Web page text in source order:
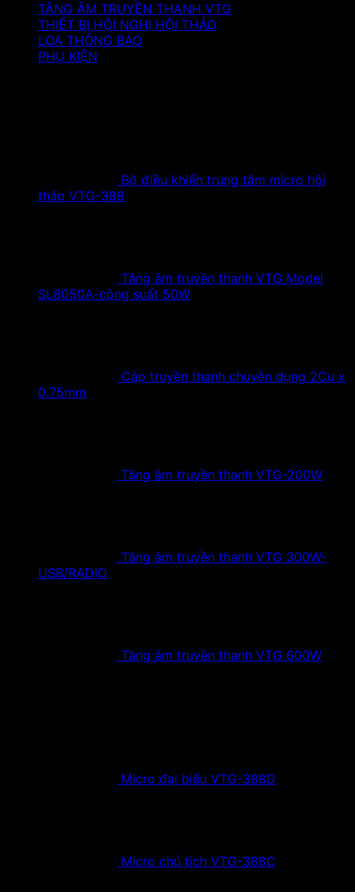
TĂNG ÂM TRUYỀN THANH VTG
THIẾT BỊ HỘI NGHỊ HỘI THẢO
LOA THÔNG BÁO
PHỤ KIỆN
Bộ điều khiển trung tâm micro hội
thảo VTG-388
Tăng âm truyền thanh VTG Model
SL8050A-công suất 50W
Cáp truyền thanh chuyên dụng 2Cu x
0.75mm
Tăng âm truyền thanh VTG-200W
Tăng âm truyền thanh VTG 300W-
USB/RADIO
Tăng âm truyền thanh VTG 600W
Micro đại biểu VTG-388D
Micro chủ tịch VTG-388C